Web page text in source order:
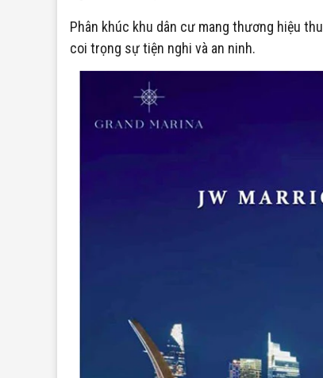
Phân khúc khu dân cư mang thương hiệu
coi trọng sự tiện nghi và an ninh.